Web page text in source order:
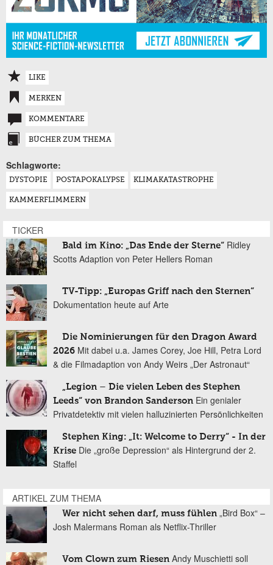
LIKE
MERKEN
KOMMENTARE
BÜCHER ZUM THEMA
Schlagworte:
DYSTOPIE POSTAPOKALYPSE KLIMAKATASTROPHE
KAMMERFLIMMERN
TICKER
Bald im Kino: „Das Ende der Sterne“ Ridley
Scotts Adaption von Peter Hellers Roman
TV-Tipp: „Europas Griff nach den Sternen“
Dokumentation heute auf Arte
Die Nominierungen für den Dragon Award
2026 Mit dabei u.a. James Corey, Joe Hill, Petra Lord
& die Filmadaption von Andy Weirs „Der Astronaut“
„Legion – Die vielen Leben des Stephen
Leeds“ von Brandon Sanderson Ein genialer
Privatdetektiv mit vielen halluzinierten Persönlichkeiten
Stephen King: „It: Welcome to Derry“ - In der
Krise Die „große Depression“ als Hintergrund der 2.
Staffel
ARTIKEL ZUM THEMA
Wer nicht sehen darf, muss fühlen „Bird Box“ –
Josh Malermans Roman als Netflix-Thriller
Vom Clown zum Riesen Andy Muschietti soll